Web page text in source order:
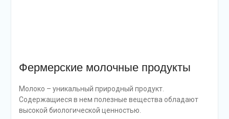
Фермерские молочные продукты
Молоко – уникальный природный продукт.
Содержащиеся в нем полезные вещества обладают
высокой биологической ценностью.